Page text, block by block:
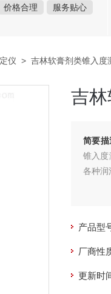
价格合理 服务贴心
仪 > 吉林软膏剂类锥入度
吉
简要描
锥入度
各种润
产品型
厂商性
更新时